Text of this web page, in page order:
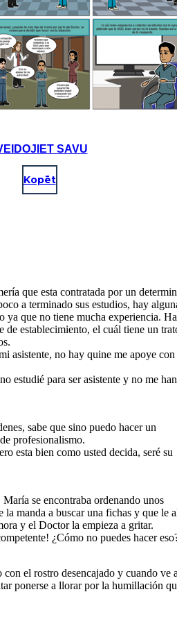
SAVU
Kopēt
que esta contratada por un
a terminado sus estudios, hay
ya que no tiene mucha experiencia.
de establecimiento, el cuál tiene un
asistente, no hay quine me apoye con
estudié para ser asistente y no me han
sabe que sino puedo hacer un
profesionalismo.
esta bien como usted decida, seré su
se encontraba ordenando unos
la manda a buscar una fichas y que le
y el Doctor la empieza a gritar.
¿Cómo no puedes hacer
el rostro desencajado y cuando ve
ponerse a llorar por la humillación